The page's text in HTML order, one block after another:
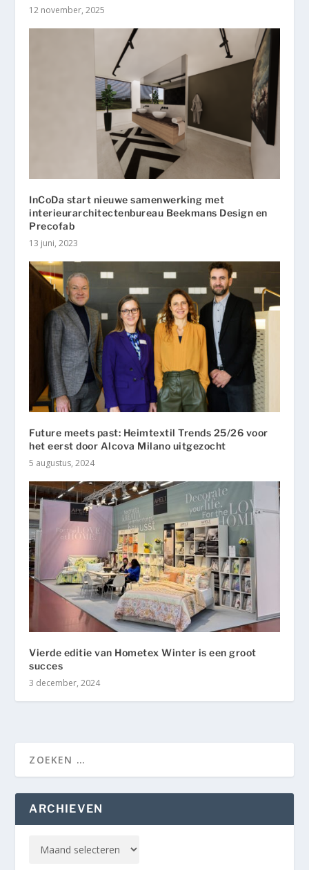
12 november, 2025
InCoDa start nieuwe samenwerking met
interieurarchitectenbureau Beekmans Design en
Precofab
13 juni, 2023
Future meets past: Heimtextil Trends 25/26 voor
het eerst door Alcova Milano uitgezocht
5 augustus, 2024
Vierde editie van Hometex Winter is een groot
succes
3 december, 2024
ARCHIEVEN